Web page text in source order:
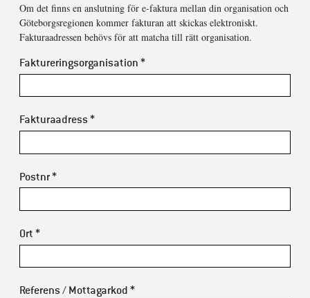
Om det finns en anslutning för e-faktura mellan din organisation och
Göteborgsregionen kommer fakturan att skickas elektroniskt.
Fakturaadressen behövs för att matcha till rätt organisation.
Faktureringsorganisation *
Fakturaadress *
Postnr *
Ort *
Referens / Mottagarkod *